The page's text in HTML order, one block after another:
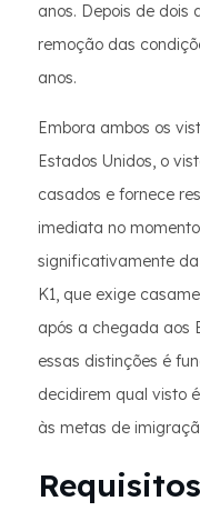
anos. Depois de dois
remoção das
anos.
Embora ambos os
Estados Unidos, o
casados e fornece
imediata no
significativamente
K1, que exige
após a chegada aos
essas distinções é
decidirem qual visto
às metas de